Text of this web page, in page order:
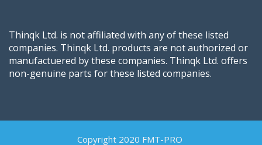
Thinqk Ltd. is not affiliated with any of these listed
companies. Thinqk Ltd. products are not authorized or
manufactuered by these companies. Thinqk Ltd. offers
non-genuine parts for these listed companies.
Copyright 2020 FMT-PRO